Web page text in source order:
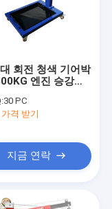
회전 청색 기어박
엔진 승강기
30 PC
격 받기
지금 연락